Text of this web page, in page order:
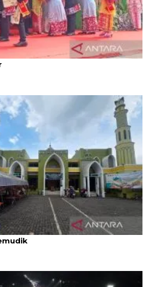
Lebaran Betawi simbol bakti dan
orang manfaatkan layanan